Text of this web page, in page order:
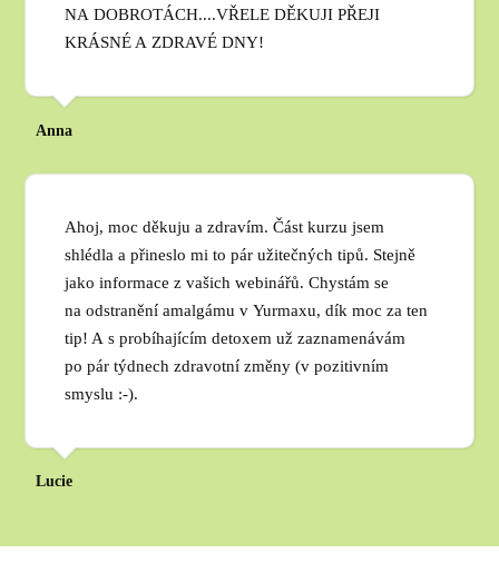
NA DOBROTÁCH....VŘELE DĚKUJI PŘEJI
KRÁSNÉ A ZDRAVÉ DNY!
Anna
Ahoj, moc děkuju a zdravím. Část kurzu jsem
shlédla a přineslo mi to pár užitečných tipů. Stejně
jako informace z vašich webinářů. Chystám se
na odstranění amalgámu v Yurmaxu, dík moc za ten
tip! A s probíhajícím detoxem už zaznamenávám
po pár týdnech zdravotní změny (v pozitivním
smyslu :-).
Lucie